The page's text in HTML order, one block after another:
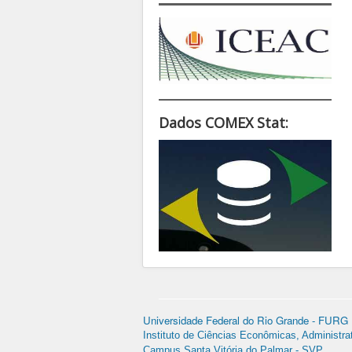
Dados COMEX Stat:
Universidade Federal do Rio Grande - FURG
Instituto de Ciências Econômicas,